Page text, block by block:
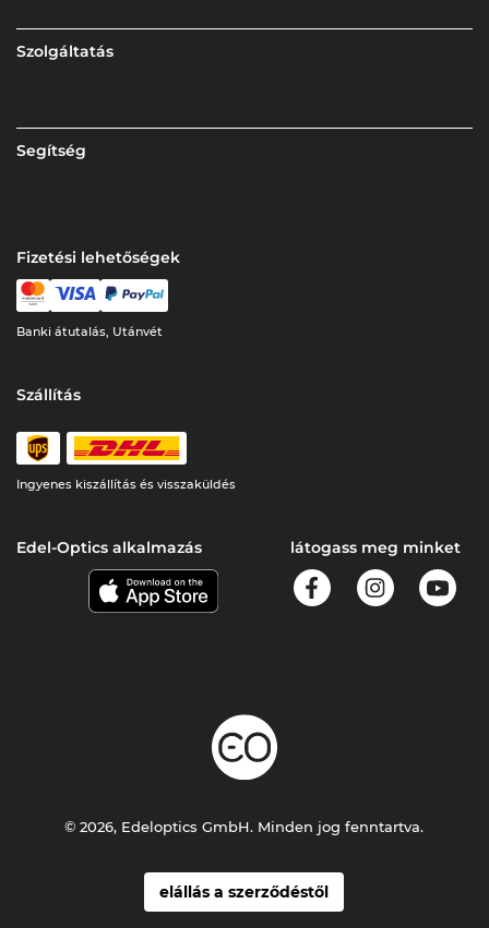
Szolgáltatás
Segítség
Fizetési lehetőségek
Banki átutalás, Utánvét
Szállítás
Ingyenes kiszállítás és visszaküldés
Edel-Optics alkalmazás látogass meg minket
elállás a szerződéstől
© 2026, Edeloptics GmbH. Minden jog fenntartva.